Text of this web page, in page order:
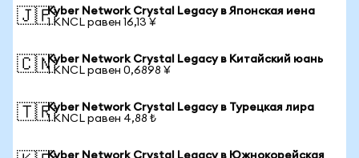
🇯🇵Kyber Network Crystal Legacy в Японская иена
1 KNCL равен 16,13 ¥
🇨🇳Kyber Network Crystal Legacy в Китайский юань
1 KNCL равен 0,6898 ¥
🇹🇷Kyber Network Crystal Legacy в Турецкая лира
1 KNCL равен 4,88 ₺
Kyber Network Crystal Legacy в Южнокорейская